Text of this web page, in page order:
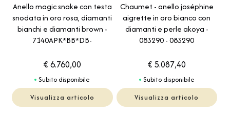
Anello magic snake con testa
snodata in oro rosa, diamanti
bianchi e diamanti brown -
7140APK*BB*DB-
€ 6.760,00
Subito disponibile
Visualizza articolo
Chaumet - anello joséphine
aigrette in oro bianco con
diamanti e perle akoya -
083290 - 083290
€ 5.087,40
Subito disponibile
Visualizza articolo